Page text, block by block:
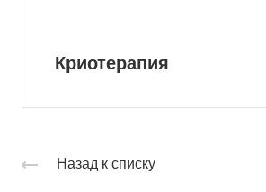
Криотерапия
Назад к списку